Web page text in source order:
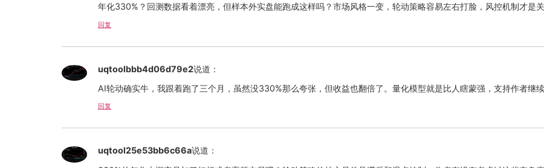
年化330%？回测数据看着漂亮，但样本外实盘能跑成这样吗？市场风格一变，轮动策略容易左右打脸，风控机制才是关
回复
uqtoolbbb4d06d79e2说道：
AI轮动确实牛，我跟着跑了三个月，虽然没330%那么夸张，但收益也翻倍了。量化模型就是比人瞎蒙强，支持作者继续
回复
uqtool25e53bb6c66a说道：